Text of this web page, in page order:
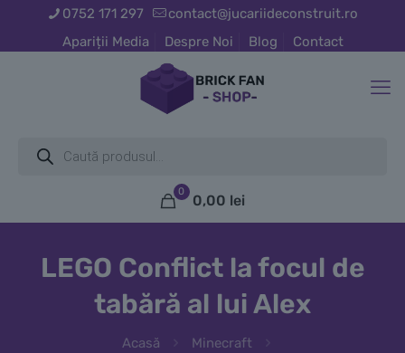
0752 171 297
contact@jucariideconstruit.ro
Apariții Media
Despre Noi Blog Contact
search
0
0,00 lei
LEGO Conflict la focul de
tabără al lui Alex
Acasă
Minecraft